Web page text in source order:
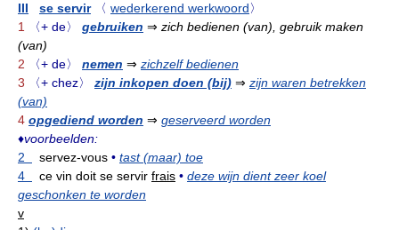
III
se servir 〈 wederkerend werkwoord〉
1
〈+ de〉 gebruiken ⇒ zich bedienen (van), gebruik maken
(van)
2
〈+ de〉 nemen ⇒ zichzelf bedienen
3
〈+ chez〉 zijn inkopen doen (bij) ⇒ zijn waren betrekken
(van)
4 opgediend worden ⇒ geserveerd worden
♦voorbeelden:
2
servez-vous • tast (maar) toe
4
ce vin doit se servir frais • deze wijn dient zeer koel
geschonken te worden
v